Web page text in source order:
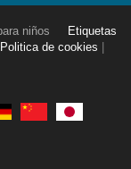
niños
Etiquetas
Politica de cookies